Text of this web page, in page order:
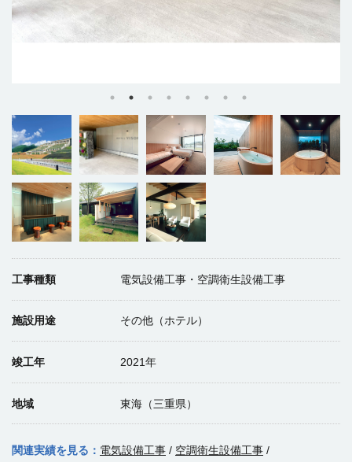
工事種類 電気設備工事・空調衛生設備工事
施設用途 その他（ホテル）
竣工年 2021年
地域 東海（三重県）
関連実績を見る： 電気設備工事 / 空調衛生設備工事 /